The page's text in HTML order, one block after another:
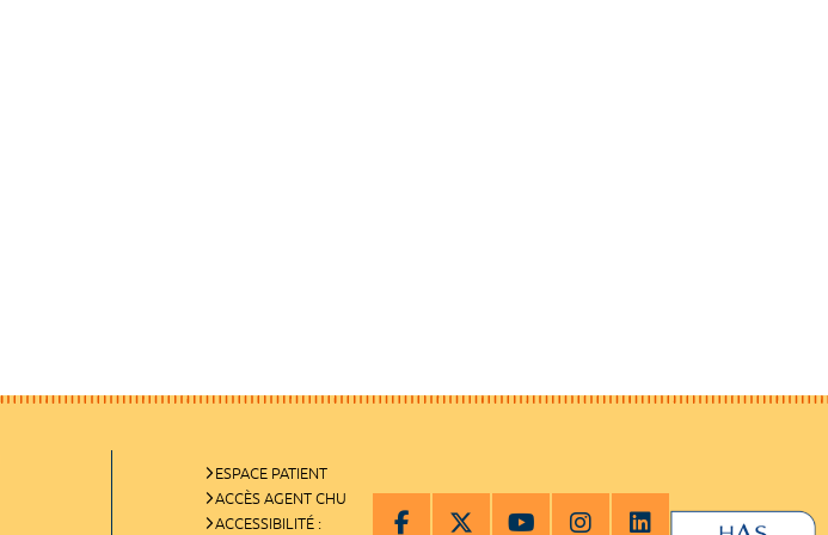
ESPACE PATIENT
ACCÈS AGENT CHU
ACCESSIBILITÉ :